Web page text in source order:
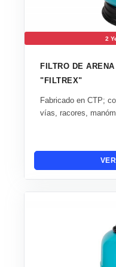
2
FILTRO DE
"FILTREX"
Fabricado en CTP;
vías, racores,